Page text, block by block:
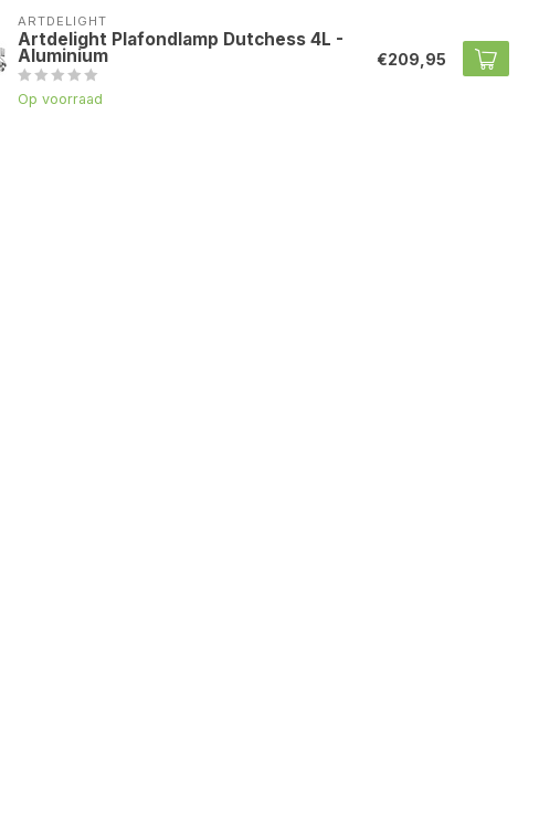
ARTDELIGHT
Artdelight Plafondlamp Dutchess 4L -
Aluminium
Op voorraad
€209,95